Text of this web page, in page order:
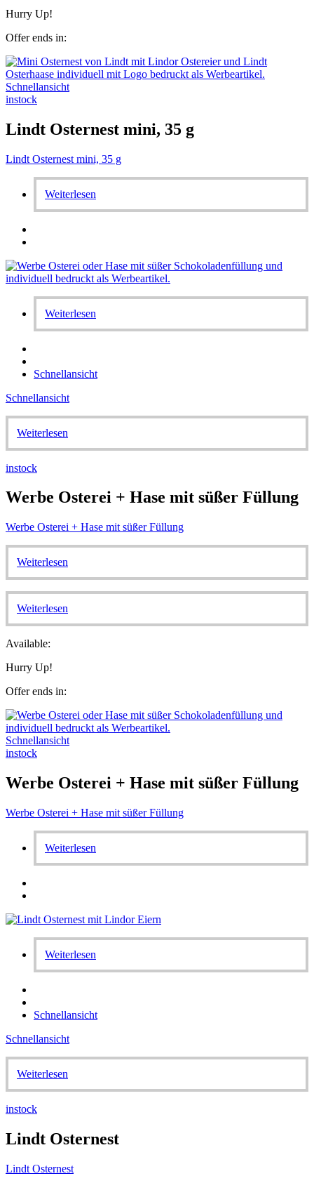
Hurry Up!
Offer ends in:
Schnellansicht
instock
Lindt Osternest mini, 35 g
Lindt Osternest mini, 35 g
Weiterlesen
Weiterlesen
Schnellansicht
Schnellansicht
Weiterlesen
instock
Werbe Osterei + Hase mit süßer Füllung
Werbe Osterei + Hase mit süßer Füllung
Weiterlesen
Weiterlesen
Available:
Hurry Up!
Offer ends in:
Schnellansicht
instock
Werbe Osterei + Hase mit süßer Füllung
Werbe Osterei + Hase mit süßer Füllung
Weiterlesen
Weiterlesen
Schnellansicht
Schnellansicht
Weiterlesen
instock
Lindt Osternest
Lindt Osternest